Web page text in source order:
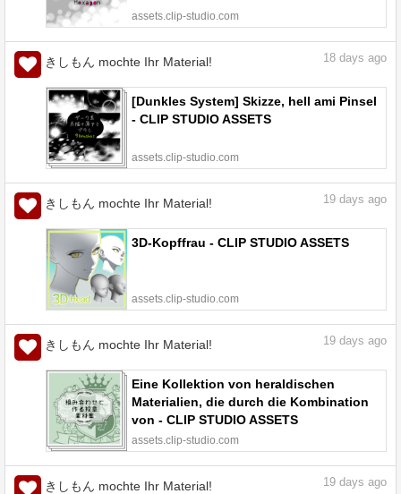
assets.clip-studio.com
きしもん mochte Ihr Material! 18 days ago
[Dunkles System] Skizze, hell ami Pinsel
- CLIP STUDIO ASSETS
assets.clip-studio.com
きしもん mochte Ihr Material! 19 days ago
3D-Kopffrau - CLIP STUDIO ASSETS
assets.clip-studio.com
きしもん mochte Ihr Material! 19 days ago
Eine Kollektion von heraldischen
Materialien, die durch die Kombination
von - CLIP STUDIO ASSETS
assets.clip-studio.com
きしもん mochte Ihr Material! 19 days ago